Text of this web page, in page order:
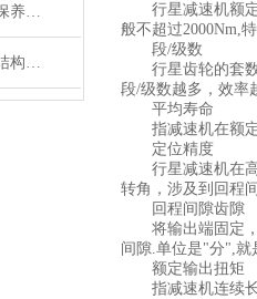
上海防腐漩涡气泵的维护保养方法和注意事项
粉体输送漩涡高压风机的结构特点及原理
行星减速机额定
般不超过2000Nm,
段/级数
行星齿轮的套数
段/级数越多，效率
平均寿命
指减速机在额定
定位精度
行星减速机在高
转角，涉及到回程
回程间隙齿隙
将输出端固定
间隙.单位是"分",就
额定输出扭矩
指减速机连续长